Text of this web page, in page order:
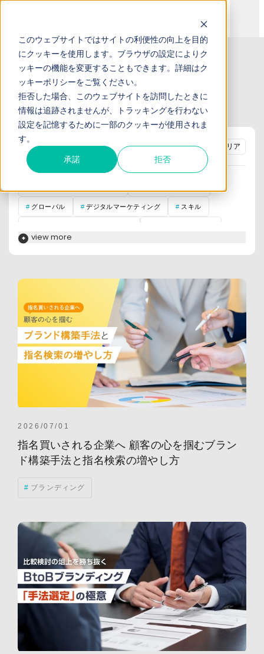
このウェブサイトではサイトの利便性の向上を目的
にクッキーを使用します。ブラウザの設定によりク
ッキーの機能を変更することもできます。詳細はク
ッキーポリシーをご覧ください。
拒否した場合、このウェブサイトを訪問したときに
情報は追跡されませんが、トラッキングを行わない
設定を記憶するために一部のクッキーが使用されま
す。
承諾 拒否
TOP お役立ち記事
ブランディングの記事一覧
tag : 絞込みクリア
グローバル デジタルマーケティング スキル
営業戦略 PRM
ABM(Account Based Marketing) AI 広告
コンテンツマーケティング 海外事業 生成AI KPI
アメリカ リードナーチャリング リード獲得
ABMツール DX MAツール
グローバルマーケティング
チャットボット ツール選定 トランスクリエーション
マーケティング
BPM BtoB企業 MA(マーケティングオートメーション)
PDCA RPAツール SaaS インタビュー
サイト構築
SEO(検索エンジン最適化) SNS WEBマーケティング
Web-EDI 広告 イベント
インバウンドマーケティング オウンドメディア
クラウドコンピューティング クリエイティブ
グローススイッチ デマジェン(デマンドジェネレーション)
ホワイトペーパー メルマガ(メールマガジン)
営業DX 導入事例
view more
2026/07/01
指名買いされる企業へ 顧客の心を掴むブラン
ド構築手法と指名検索の増やし方
ブランディング